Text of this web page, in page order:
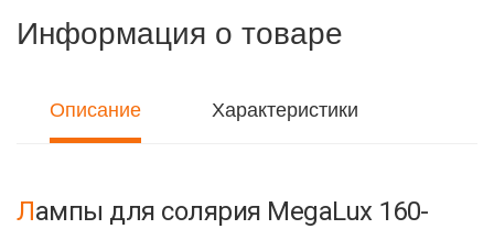
Информация о товаре
Описание Характеристики
Лампы для солярия MegaLux 160-